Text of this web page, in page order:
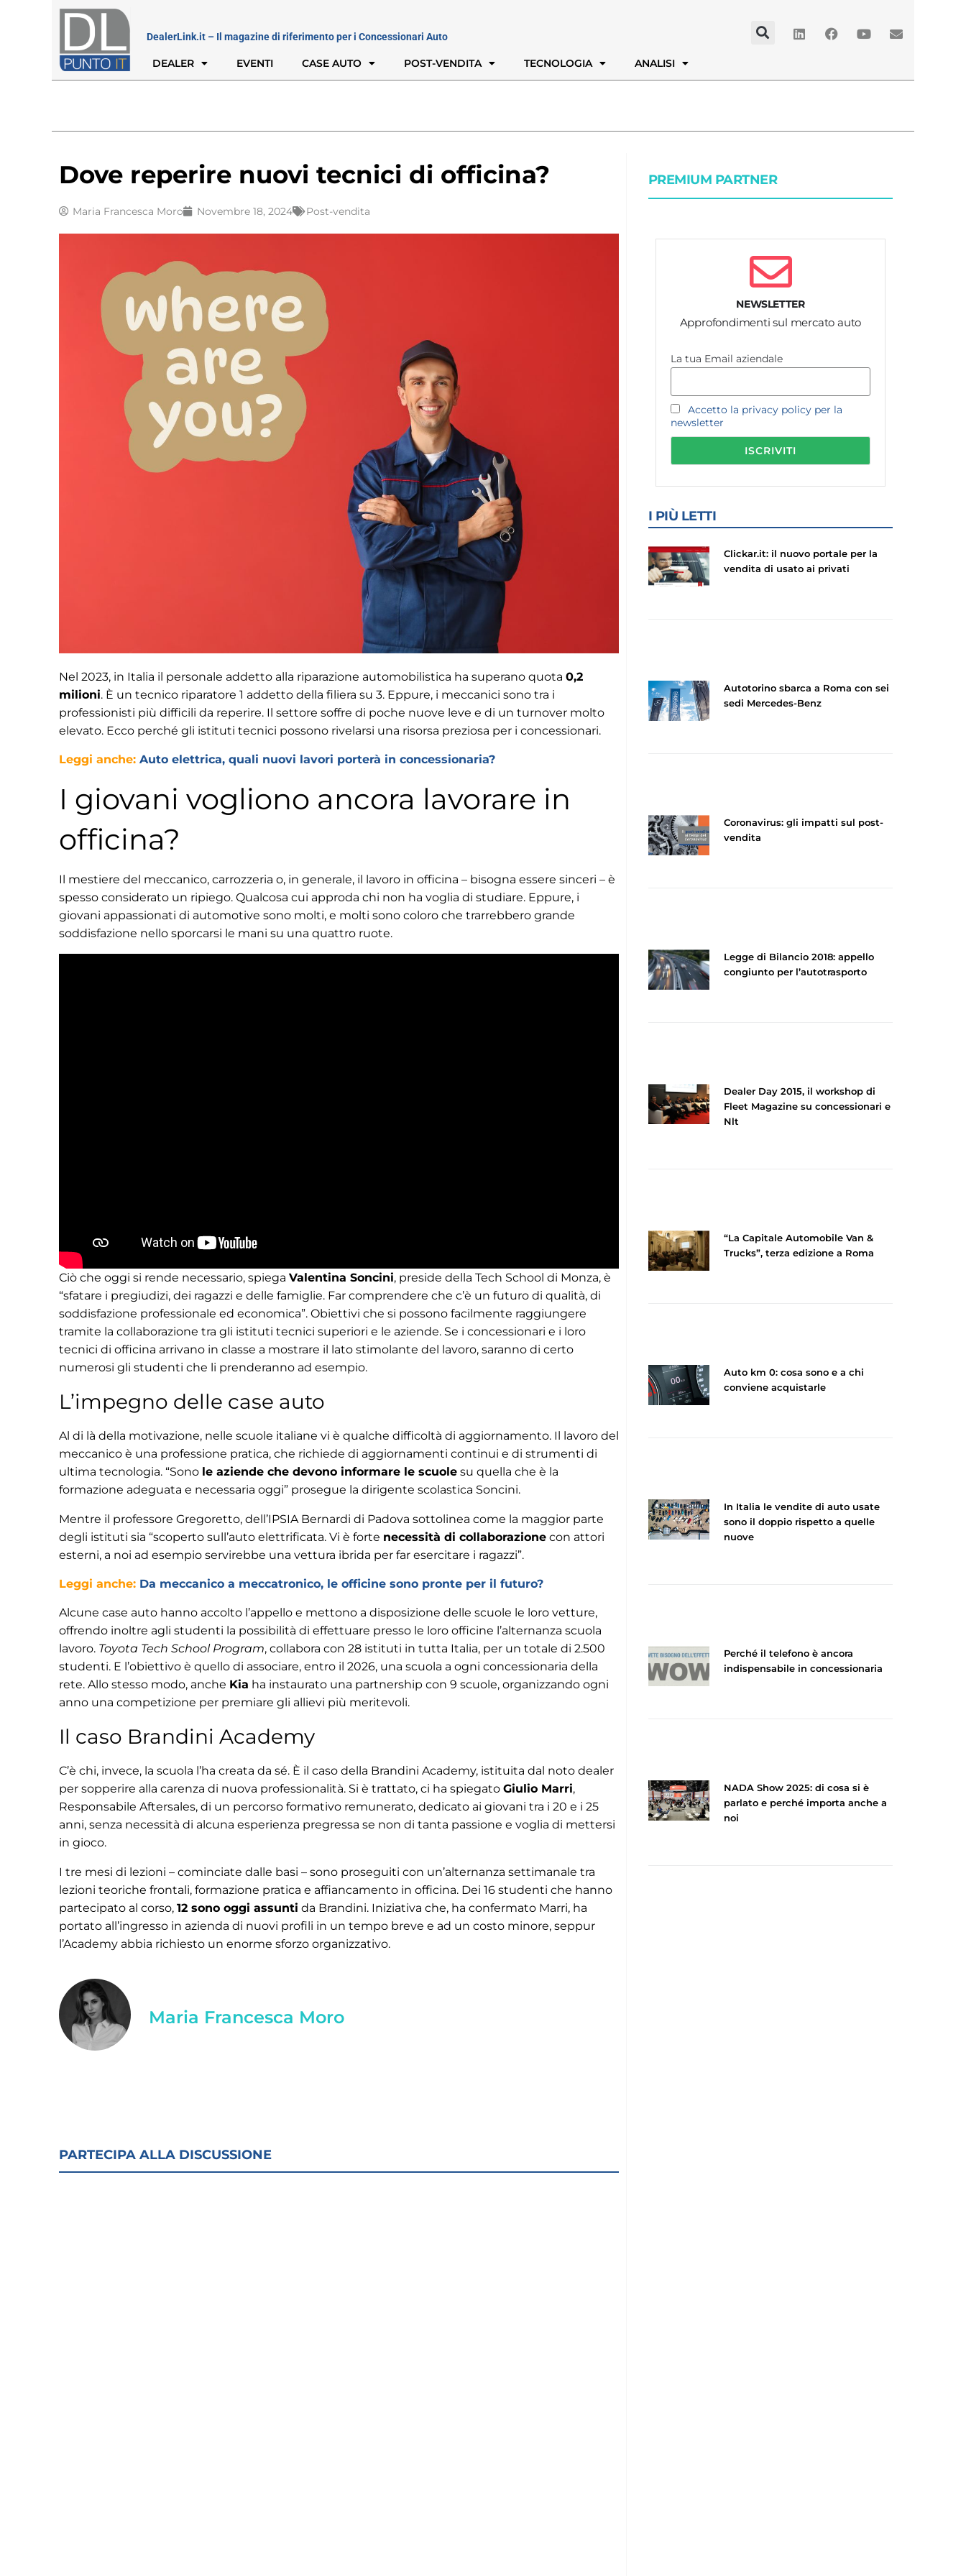
DealerLink.it – Il magazine di riferimento per i Concessionari Auto
DEALER EVENTI CASE AUTO POST-VENDITA TECNOLOGIA ANALISI
Dove reperire nuovi tecnici di officina?
Maria Francesca Moro Novembre 18, 2024 Post-vendita
Nel 2023, in Italia il personale addetto alla riparazione automobilistica ha superano quota 0,2
milioni. È un tecnico riparatore 1 addetto della filiera su 3. Eppure, i meccanici sono tra i
professionisti più difficili da reperire. Il settore soffre di poche nuove leve e di un turnover molto
elevato. Ecco perché gli istituti tecnici possono rivelarsi una risorsa preziosa per i concessionari.
Leggi anche: Auto elettrica, quali nuovi lavori porterà in concessionaria?
I giovani vogliono ancora lavorare in
officina?
Il mestiere del meccanico, carrozzeria o, in generale, il lavoro in officina – bisogna essere sinceri – è
spesso considerato un ripiego. Qualcosa cui approda chi non ha voglia di studiare. Eppure, i
giovani appassionati di automotive sono molti, e molti sono coloro che trarrebbero grande
soddisfazione nello sporcarsi le mani su una quattro ruote.
Ciò che oggi si rende necessario, spiega Valentina Soncini, preside della Tech School di Monza, è
“sfatare i pregiudizi, dei ragazzi e delle famiglie. Far comprendere che c’è un futuro di qualità, di
soddisfazione professionale ed economica”. Obiettivi che si possono facilmente raggiungere
tramite la collaborazione tra gli istituti tecnici superiori e le aziende. Se i concessionari e i loro
tecnici di officina arrivano in classe a mostrare il lato stimolante del lavoro, saranno di certo
numerosi gli studenti che li prenderanno ad esempio.
L’impegno delle case auto
Al di là della motivazione, nelle scuole italiane vi è qualche difficoltà di aggiornamento. Il lavoro del
meccanico è una professione pratica, che richiede di aggiornamenti continui e di strumenti di
ultima tecnologia. “Sono le aziende che devono informare le scuole su quella che è la
formazione adeguata e necessaria oggi” prosegue la dirigente scolastica Soncini.
Mentre il professore Gregoretto, dell’IPSIA Bernardi di Padova sottolinea come la maggior parte
degli istituti sia “scoperto sull’auto elettrificata. Vi è forte necessità di collaborazione con attori
esterni, a noi ad esempio servirebbe una vettura ibrida per far esercitare i ragazzi”.
Leggi anche: Da meccanico a meccatronico, le officine sono pronte per il futuro?
Alcune case auto hanno accolto l’appello e mettono a disposizione delle scuole le loro vetture,
offrendo inoltre agli studenti la possibilità di effettuare presso le loro officine l’alternanza scuola
lavoro. Toyota Tech School Program, collabora con 28 istituti in tutta Italia, per un totale di 2.500
studenti. E l’obiettivo è quello di associare, entro il 2026, una scuola a ogni concessionaria della
rete. Allo stesso modo, anche Kia ha instaurato una partnership con 9 scuole, organizzando ogni
anno una competizione per premiare gli allievi più meritevoli.
Il caso Brandini Academy
C’è chi, invece, la scuola l’ha creata da sé. È il caso della Brandini Academy, istituita dal noto dealer
per sopperire alla carenza di nuova professionalità. Si è trattato, ci ha spiegato Giulio Marri,
Responsabile Aftersales, di un percorso formativo remunerato, dedicato ai giovani tra i 20 e i 25
anni, senza necessità di alcuna esperienza pregressa se non di tanta passione e voglia di mettersi
in gioco.
I tre mesi di lezioni – cominciate dalle basi – sono proseguiti con un’alternanza settimanale tra
lezioni teoriche frontali, formazione pratica e affiancamento in officina. Dei 16 studenti che hanno
partecipato al corso, 12 sono oggi assunti da Brandini. Iniziativa che, ha confermato Marri, ha
portato all’ingresso in azienda di nuovi profili in un tempo breve e ad un costo minore, seppur
l’Academy abbia richiesto un enorme sforzo organizzativo.
Maria Francesca Moro
PARTECIPA ALLA DISCUSSIONE
PREMIUM PARTNER
NEWSLETTER
Approfondimenti sul mercato auto
La tua Email aziendale
Accetto la privacy policy per la
newsletter
I PIÙ LETTI
Clickar.it: il nuovo portale per la
vendita di usato ai privati
Autotorino sbarca a Roma con sei
sedi Mercedes-Benz
Coronavirus: gli impatti sul post-
vendita
Legge di Bilancio 2018: appello
congiunto per l’autotrasporto
Dealer Day 2015, il workshop di
Fleet Magazine su concessionari e
Nlt
“La Capitale Automobile Van &
Trucks”, terza edizione a Roma
Auto km 0: cosa sono e a chi
conviene acquistarle
In Italia le vendite di auto usate
sono il doppio rispetto a quelle
nuove
Perché il telefono è ancora
indispensabile in concessionaria
NADA Show 2025: di cosa si è
parlato e perché importa anche a
noi